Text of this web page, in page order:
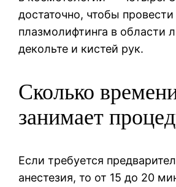
достаточно, чтобы
плазмолифтинга в области
декольте и кистей рук.
Сколько
занимает
Если требуется
анестезия, то от 15 до 20